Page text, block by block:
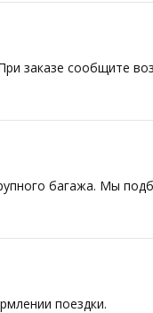
заказе сообщите
багажа. Мы
поездки.